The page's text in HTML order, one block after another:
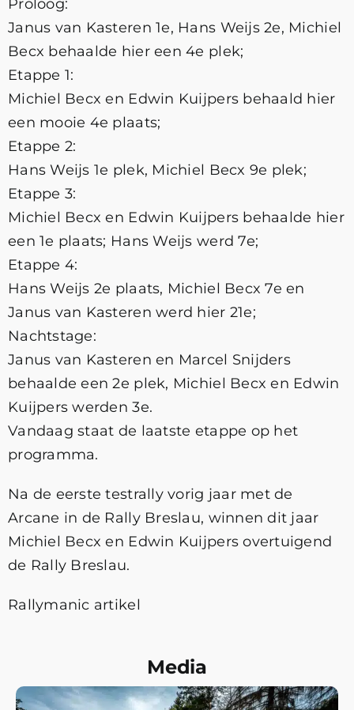
Proloog:
Janus van Kasteren 1e, Hans Weijs 2e, Michiel
Becx behaalde hier een 4e plek;
Etappe 1:
Michiel Becx en Edwin Kuijpers behaald hier
een mooie 4e plaats;
Etappe 2:
Hans Weijs 1e plek, Michiel Becx 9e plek;
Etappe 3:
Michiel Becx en Edwin Kuijpers behaalde hier
een 1e plaats; Hans Weijs werd 7e;
Etappe 4:
Hans Weijs 2e plaats, Michiel Becx 7e en
Janus van Kasteren werd hier 21e;
Nachtstage:
Janus van Kasteren en Marcel Snijders
behaalde een 2e plek, Michiel Becx en Edwin
Kuijpers werden 3e.
Vandaag staat de laatste etappe op het
programma.
Na de eerste testrally vorig jaar met de
Arcane in de Rally Breslau, winnen dit jaar
Michiel Becx en Edwin Kuijpers overtuigend
de Rally Breslau.
Rallymanic artikel
Media